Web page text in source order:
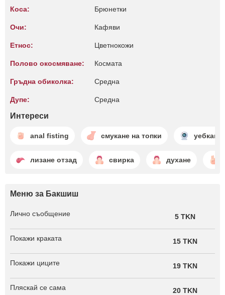
Коса: Брюнетки
Очи: Кафяви
Етнос: Цветнокожи
Полово окосмяване: Космата
Гръдна обиколка: Среднa
Дупе: Среднa
Интереси
anal fisting смукане на топки уебкам
лизане отзад свирка духане
Меню за Бакшиш
Лично съобщение 5 TKN
Покажи краката 15 TKN
Покажи циците 19 TKN
Пляскай се сама 20 TKN